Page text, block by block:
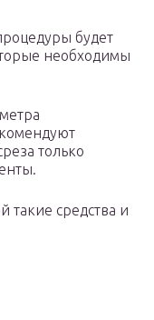
будет
необходимы
только
такие средства и